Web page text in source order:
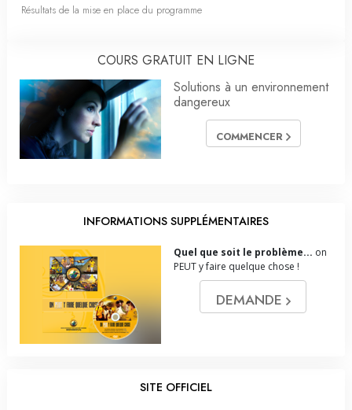
Résultats de la mise en place du programme
COURS GRATUIT EN LIGNE
Solutions à un environnement
dangereux
COMMENCER
INFORMATIONS SUPPLÉMENTAIRES
Quel que soit le problème... on
PEUT y faire quelque chose !
DEMANDE
SITE OFFICIEL